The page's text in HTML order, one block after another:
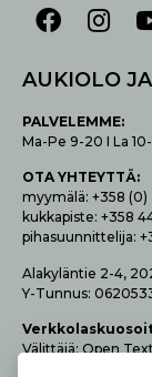
AUKIOLO
PALVELEMME:
Ma-Pe 9-20 I La 10-
OTA YHTEYTTÄ:
myymälä: +358 (0)
kukkapiste: +358
pihasuunnittelija:
Alakyläntie 2-4,
Y-Tunnus:
Vä­lit­tä­jä: Open